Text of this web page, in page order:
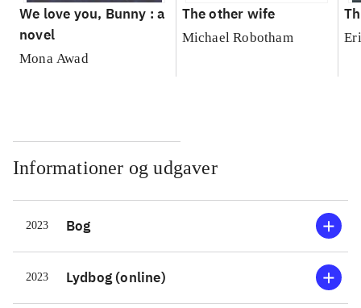
We love you, Bunny : a
novel
Mona Awad
The other wife
Michael Robotham
Informationer og udgaver
2023 Bog
2023 Lydbog (online)